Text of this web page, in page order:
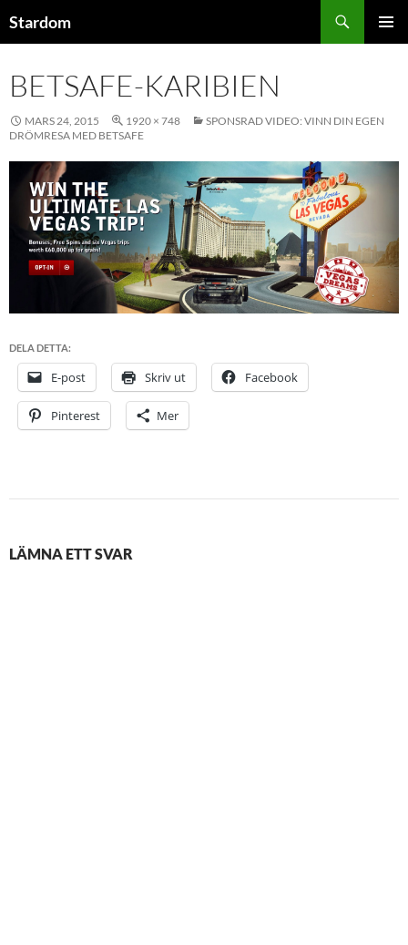
tillStardom
BETSAFE-KARIBIEN
MARS 24, 2015 1920 × 748
SPONSRAD VIDEO: VINN DIN EGEN
DRÖMRESA MED BETSAFE
DELA DETTA:
E-post Skriv ut Facebook
Pinterest Mer
LÄMNA ETT SVAR